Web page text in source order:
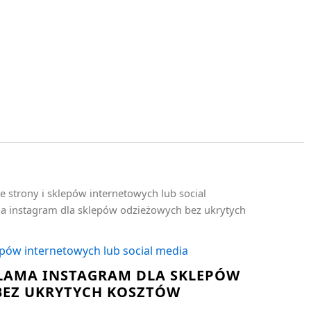
strony i sklepów internetowych lub social
instagram dla sklepów odzieżowych bez ukrytych
internetowych lub social media
INSTAGRAM DLA SKLEPÓW
UKRYTYCH KOSZTÓW